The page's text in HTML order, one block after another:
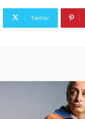
Twitter